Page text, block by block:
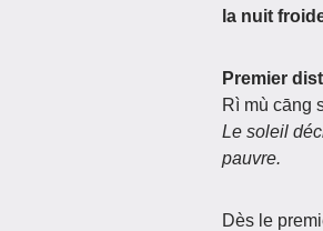
la nuit
Premier
Rì mù cāng
Le soleil
pauvre.
Dès le